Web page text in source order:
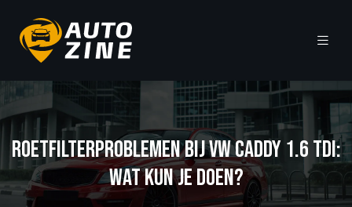
ROETFILTERPROBLEMEN BIJ VW CADDY 1.6 TDI:
WAT KUN JE DOEN?